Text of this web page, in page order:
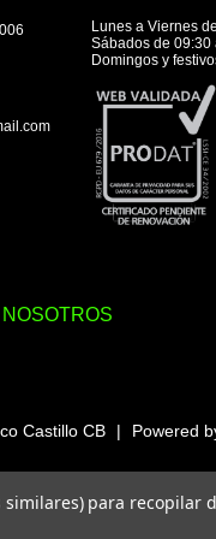
Lunes a Viernes
Sábados de 09:30
Domingos y
Castillo CB | Powered
similares) para